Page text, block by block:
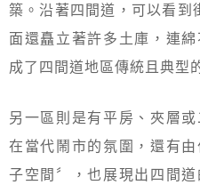
築。沿著四間道，可以看到
面還矗立著許多土庫，連
成了四間道地區傳統且典型
另一區則是有平房、夾層
在當代鬧市的氛圍，還有
子空間〞，也展現出四間